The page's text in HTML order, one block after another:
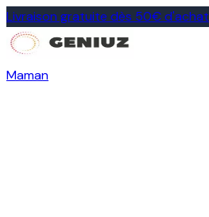
Livraison gratuite dès 50€ d'achat
Maman